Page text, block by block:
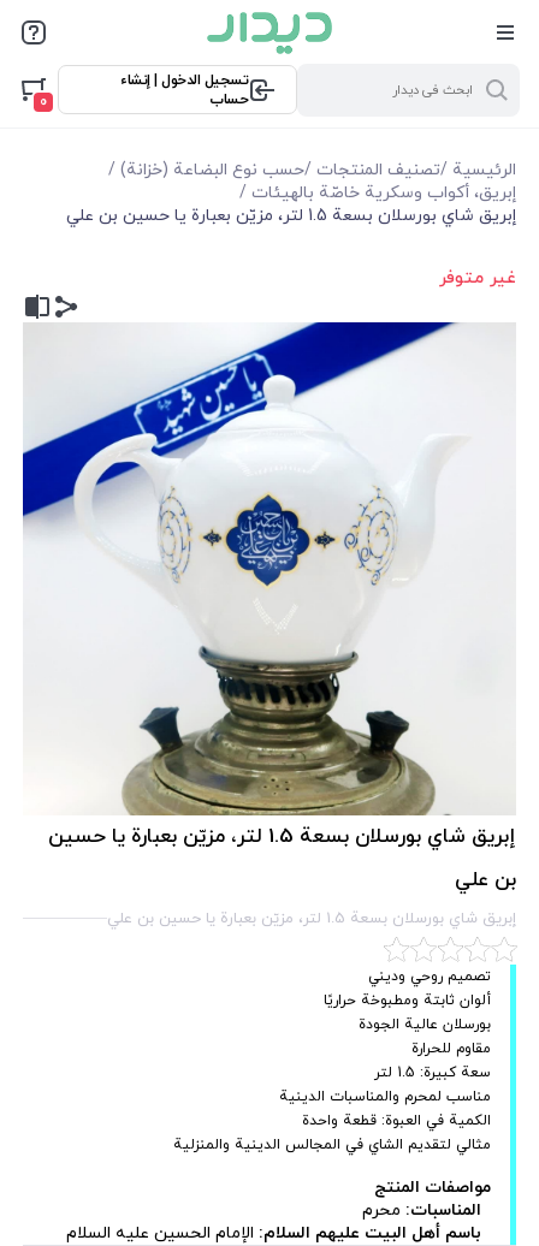
تسجيل الدخول | إنشاء
حساب
0
الرئيسية /تصنيف المنتجات /حسب نوع البضاعة (خزانة) /
إبريق، أكواب وسكرية خاصّة بالهيئات /
إبريق شاي بورسلان بسعة 1.5 لتر، مزيّن بعبارة يا حسين بن علي
غير متوفر
إبريق شاي بورسلان بسعة 1.5 لتر، مزيّن بعبارة يا حسين
بن علي
إبريق شاي بورسلان بسعة 1.5 لتر، مزيّن بعبارة يا حسين بن علي
تصميم روحي وديني
ألوان ثابتة ومطبوخة حراريًا
بورسلان عالية الجودة
مقاوم للحرارة
سعة كبيرة: 1.5 لتر
مناسب لمحرم والمناسبات الدينية
الكمية في العبوة: قطعة واحدة
مثالي لتقديم الشاي في المجالس الدينية والمنزلية
مواصفات المنتج
المناسبات: محرم
باسم أهل البيت عليهم السلام: الإمام الحسين عليه السلام